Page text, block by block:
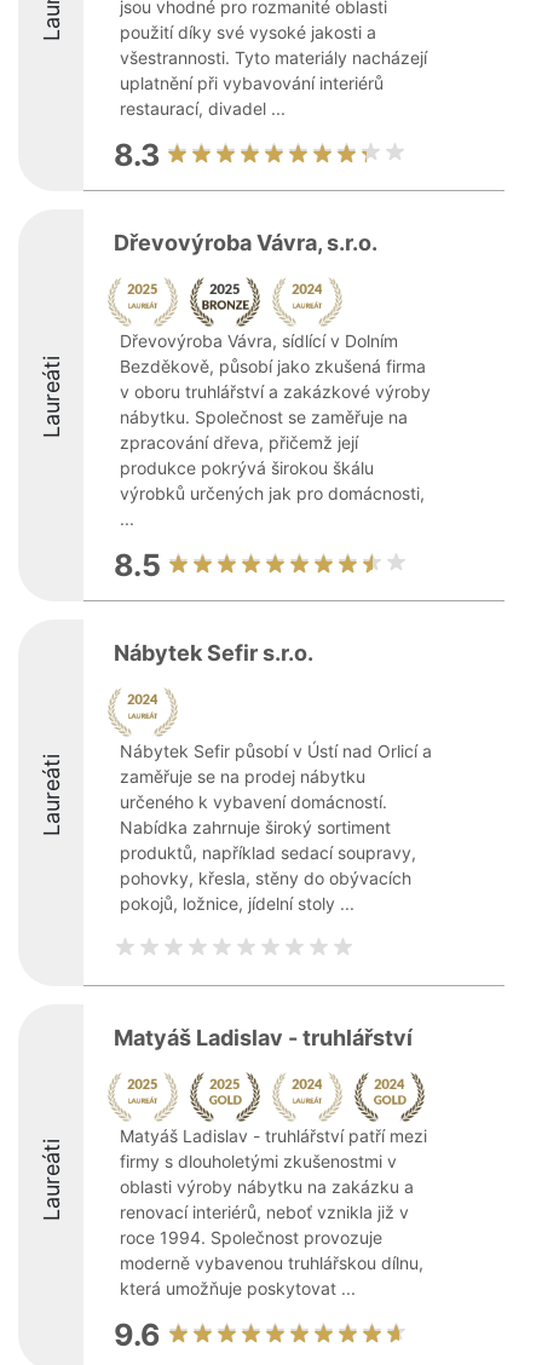
jsou vhodné pro rozmanité oblasti
použití díky své vysoké jakosti a
všestrannosti. Tyto materiály nacházejí
uplatnění při vybavování interiérů
restaurací, divadel ...
8.3
Laureáti
Dřevovýroba Vávra, s.r.o.
Dřevovýroba Vávra, sídlící v Dolním
Bezděkově, působí jako zkušená firma
v oboru truhlářství a zakázkové výroby
nábytku. Společnost se zaměřuje na
zpracování dřeva, přičemž její
produkce pokrývá širokou škálu
výrobků určených jak pro domácnosti,
...
8.5
Laureáti
Nábytek Sefir s.r.o.
Nábytek Sefir působí v Ústí nad Orlicí a
zaměřuje se na prodej nábytku
určeného k vybavení domácností.
Nabídka zahrnuje široký sortiment
produktů, například sedací soupravy,
pohovky, křesla, stěny do obývacích
pokojů, ložnice, jídelní stoly ...
Laureáti
Matyáš Ladislav - truhlářství
Matyáš Ladislav - truhlářství patří mezi
firmy s dlouholetými zkušenostmi v
oblasti výroby nábytku na zakázku a
renovací interiérů, neboť vznikla již v
roce 1994. Společnost provozuje
moderně vybavenou truhlářskou dílnu,
která umožňuje poskytovat ...
9.6